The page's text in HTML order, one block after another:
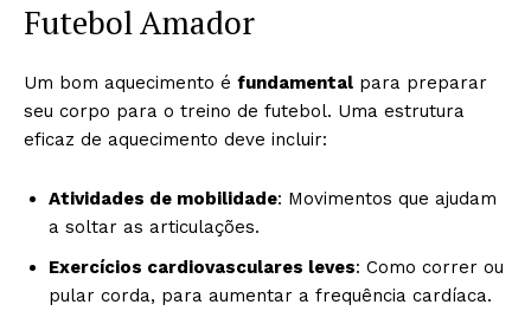
Futebol Amador
Um bom aquecimento é fundamental para preparar
seu corpo para o treino de futebol. Uma estrutura
eficaz de aquecimento deve incluir:
Atividades de mobilidade: Movimentos que ajudam
a soltar as articulações.
Exercícios cardiovasculares leves: Como correr ou
pular corda, para aumentar a frequência cardíaca.